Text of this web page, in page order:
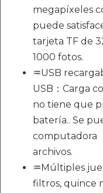
megapíxeles
puede
tarjeta TF de
1000 fotos.
♒USB
USB：Carga
no tiene que
batería.. Se
computadora
archivos.
♒Múltiples
filtros, quince